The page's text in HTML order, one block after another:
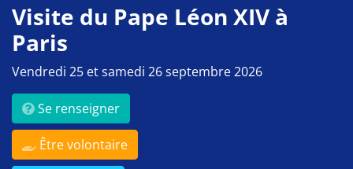
Visite du Pape Léon XIV à
Paris
Vendredi 25 et samedi 26 septembre 2026
Se renseigner
Être volontaire